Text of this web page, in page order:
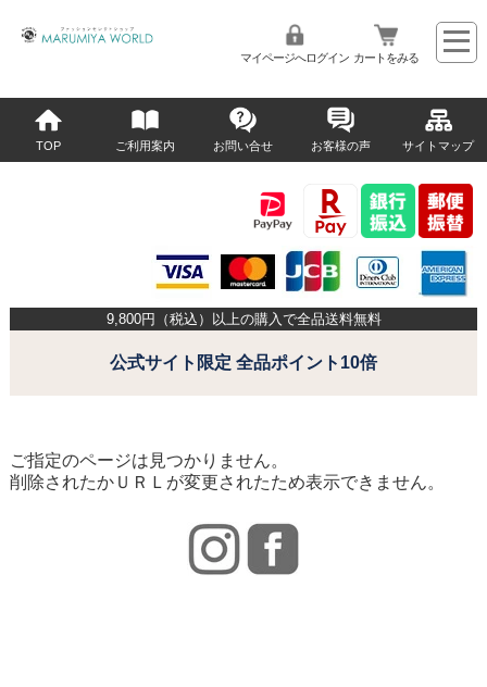
マイページへログイン カートをみる
TOP ご利用案内 お問い合せ お客様の声 サイトマップ
9,800円（税込）以上の購入で全品送料無料
公式サイト限定 全品ポイント10倍
ご指定のページは見つかりません。
削除されたかＵＲＬが変更されたため表示できません。